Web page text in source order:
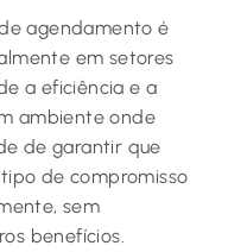
agendamento é
em setores
a eficiência e a
ambiente onde
de garantir que
de compromisso
sem
benefícios.